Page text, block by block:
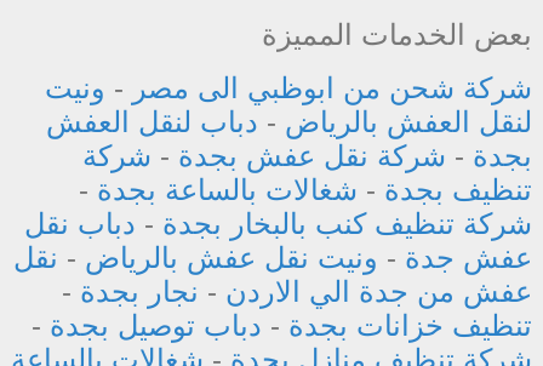
بعض الخدمات المميزة
شركة شحن من ابوظبي الى مصر - ونيت
لنقل العفش بالرياض - دباب لنقل العفش
بجدة - شركة نقل عفش بجدة - شركة
تنظيف بجدة - شغالات بالساعة بجدة -
شركة تنظيف كنب بالبخار بجدة - دباب نقل
عفش جدة - ونيت نقل عفش بالرياض - نقل
عفش من جدة الي الاردن - نجار بجدة -
تنظيف خزانات بجدة - دباب توصيل بجدة -